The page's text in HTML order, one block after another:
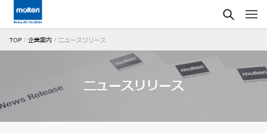
ニュースリリース
TOP 企業案内 ニュースリリース